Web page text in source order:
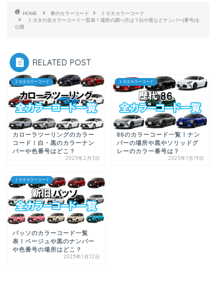
HOME 車のカラーコード
トヨタカラーコード
トヨタの全カラーコード一覧表！場所の調べ方は？白や黒などナンバー(番号)を
公開
RELATED POST
トヨタカラーコード
カローラツーリングのカラー
コード！白・黒のカラーナン
バーや色番号はどこ？
2025年2月3日
トヨタカラーコード
86のカラーコード一覧！ナン
バーの場所や黒やソリッドグ
レーのカラー番号は？
2025年1月19日
トヨタカラーコード
パッソのカラーコード一覧
表！ベージュや黒のナンバー
や色番号の場所はどこ？
2025年1月12日